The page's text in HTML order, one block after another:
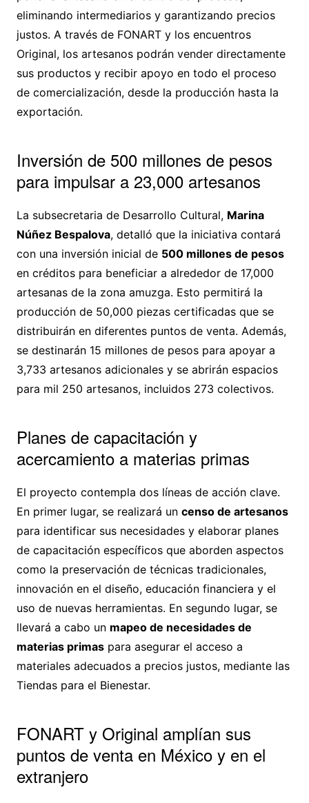
eliminando intermediarios y garantizando precios
justos. A través de FONART y los encuentros
Original, los artesanos podrán vender directamente
sus productos y recibir apoyo en todo el proceso
de comercialización, desde la producción hasta la
exportación.
Inversión de 500 millones de pesos
para impulsar a 23,000 artesanos
La subsecretaria de Desarrollo Cultural, Marina
Núñez Bespalova, detalló que la iniciativa contará
con una inversión inicial de 500 millones de pesos
en créditos para beneficiar a alrededor de 17,000
artesanas de la zona amuzga. Esto permitirá la
producción de 50,000 piezas certificadas que se
distribuirán en diferentes puntos de venta. Además,
se destinarán 15 millones de pesos para apoyar a
3,733 artesanos adicionales y se abrirán espacios
para mil 250 artesanos, incluidos 273 colectivos.
Planes de capacitación y
acercamiento a materias primas
El proyecto contempla dos líneas de acción clave.
En primer lugar, se realizará un censo de artesanos
para identificar sus necesidades y elaborar planes
de capacitación específicos que aborden aspectos
como la preservación de técnicas tradicionales,
innovación en el diseño, educación financiera y el
uso de nuevas herramientas. En segundo lugar, se
llevará a cabo un mapeo de necesidades de
materias primaspara asegurar el acceso a
materiales adecuados a precios justos, mediante las
Tiendas para el Bienestar.
FONART y Original amplían sus
puntos de venta en México y en el
extranjero